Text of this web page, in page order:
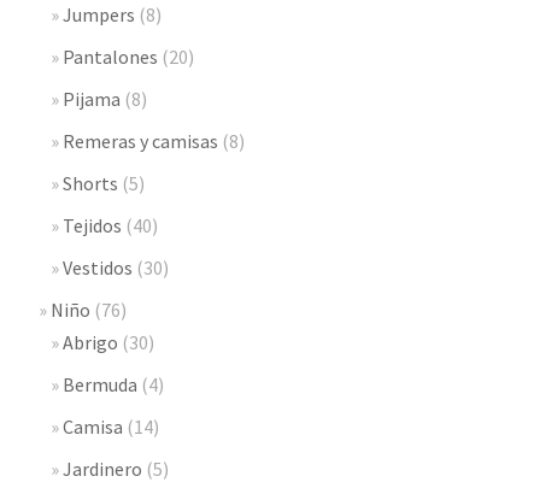
Jumpers (8)
Pantalones (20)
Pijama (8)
Remeras y camisas (8)
Shorts (5)
Tejidos (40)
Vestidos (30)
Niño (76)
Abrigo (30)
Bermuda (4)
Camisa (14)
Jardinero (5)